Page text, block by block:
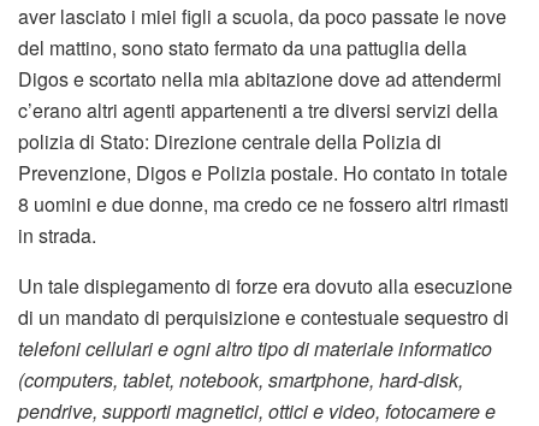
aver lasciato i miei figli a scuola, da poco passate le nove
del mattino, sono stato fermato da una pattuglia della
Digos e scortato nella mia abitazione dove ad attendermi
c’erano altri agenti appartenenti a tre diversi servizi della
polizia di Stato: Direzione centrale della Polizia di
Prevenzione, Digos e Polizia postale. Ho contato in totale
8 uomini e due donne, ma credo ce ne fossero altri rimasti
in strada.
Un tale dispiegamento di forze era dovuto alla esecuzione
di un mandato di perquisizione e contestuale sequestro di
telefoni cellulari e ogni altro tipo di materiale informatico
(computers, tablet, notebook, smartphone, hard-disk,
pendrive, supporti magnetici, ottici e video, fotocamere e